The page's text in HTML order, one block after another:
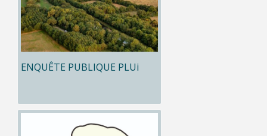
ENQUÊTE PUBLIQUE PLUi